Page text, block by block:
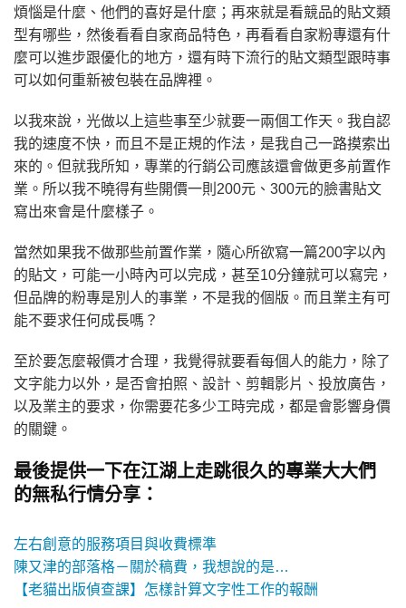
煩惱是什麼、他們的喜好是什麼；再來就是看競品的貼文類
型有哪些，然後看看自家商品特色，再看看自家粉專還有什
麼可以進步跟優化的地方，還有時下流行的貼文類型跟時事
可以如何重新被包裝在品牌裡。
以我來說，光做以上這些事至少就要一兩個工作天。我自認
我的速度不快，而且不是正規的作法，是我自己一路摸索出
來的。但就我所知，專業的行銷公司應該還會做更多前置作
業。所以我不曉得有些開價一則200元、300元的臉書貼文
寫出來會是什麼樣子。
當然如果我不做那些前置作業，隨心所欲寫一篇200字以內
的貼文，可能一小時內可以完成，甚至10分鐘就可以寫完，
但品牌的粉專是別人的事業，不是我的個版。而且業主有可
能不要求任何成長嗎？
至於要怎麼報價才合理，我覺得就要看每個人的能力，除了
文字能力以外，是否會拍照、設計、剪輯影片、投放廣告，
以及業主的要求，你需要花多少工時完成，都是會影響身價
的關鍵。
最後提供一下在江湖上走跳很久的專業大大們
的無私行情分享：
左右創意的服務項目與收費標準
陳又津的部落格－關於稿費，我想說的是…
【老貓出版偵查課】怎樣計算文字性工作的報酬